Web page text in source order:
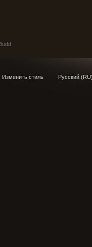
Изменить стиль Русский